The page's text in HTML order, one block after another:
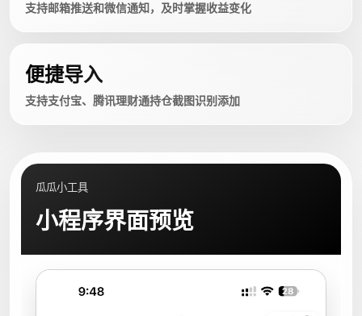
支持邮箱推送和微信通知，及时掌握收益变化
便捷导入
支持支付宝、腾讯理财通持仓截图识别添加
瓜瓜小工具
小程序界面预览